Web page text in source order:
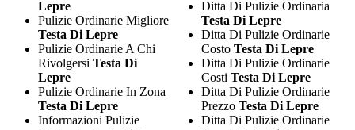
Lepre
Pulizie Ordinarie Migliore
Testa Di Lepre
Pulizie Ordinarie A Chi
Rivolgersi Testa Di
Lepre
Pulizie Ordinarie In Zona
Testa Di Lepre
Informazioni Pulizie
Ditta Di Pulizie Ordinaria
Testa Di Lepre
Ditta Di Pulizie Ordinarie
Costo Testa Di Lepre
Ditta Di Pulizie Ordinarie
Costi Testa Di Lepre
Ditta Di Pulizie Ordinarie
Prezzo Testa Di Lepre
Ditta Di Pulizie Ordinarie